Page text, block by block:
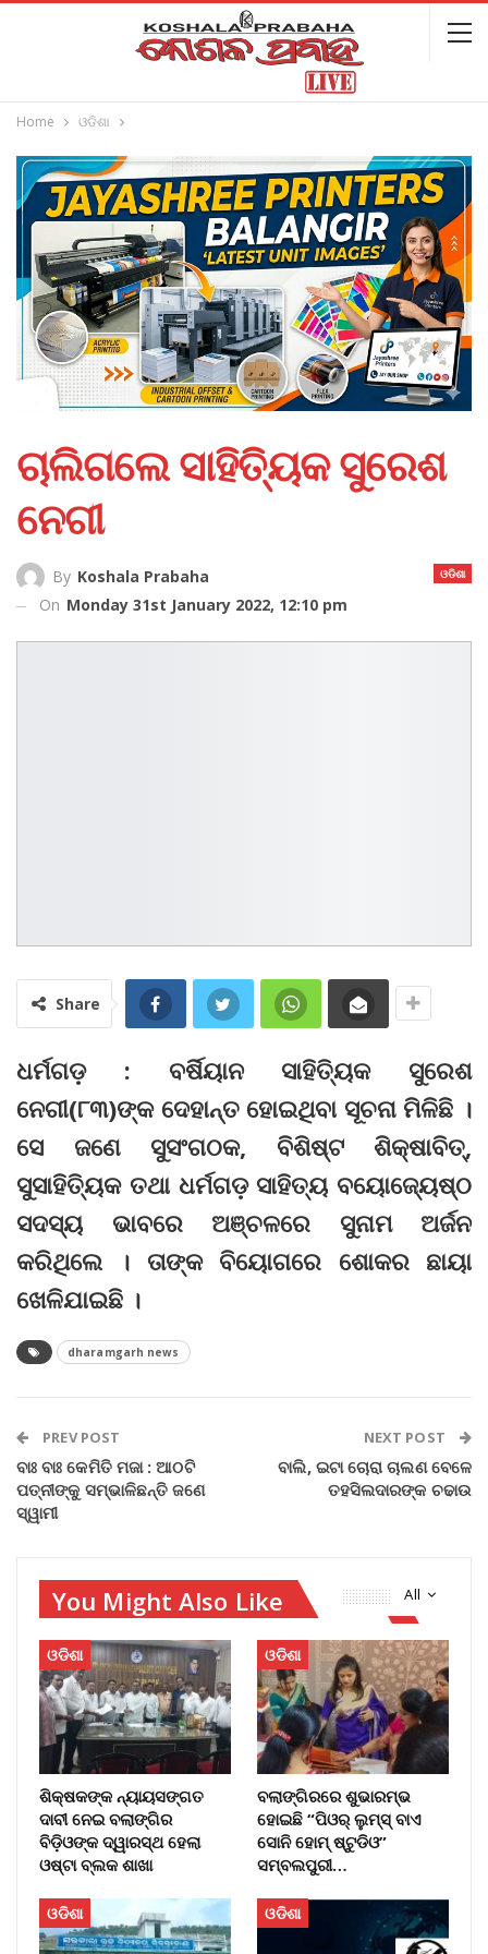
Home ଓଡିଶା
ଚାଲିଗଲେ ସାହିତ୍ୟିକ ସୁରେଶ
ନେଗୀ
ଓଡିଶା
By Koshala Prabaha
On Monday 31st January 2022, 12:10 pm
Share
ଧର୍ମଗଡ଼ : ବର୍ଷିୟାନ ସାହିତ୍ୟିକ ସୁରେଶ
ନେଗୀ(୮୩)ଙ୍କ ଦେହାନ୍ତ ହୋଇଥିବା ସୂଚନା ମିଳିଛି ।
ସେ ଜଣେ ସୁସଂଗଠକ, ବିଶିଷ୍ଟ ଶିକ୍ଷାବିତ୍‌,
ସୁସାହିତ୍ୟିକ ତଥା ଧର୍ମଗଡ଼ ସାହିତ୍ୟ ବୟୋଜ୍ୟେଷ୍ଠ
ସଦସ୍ୟ ଭାବରେ ଅଞ୍ଚଳରେ ସୁନାମ ଅର୍ଜନ
କରିଥିଲେ । ତାଙ୍କ ବିୟୋଗରେ ଶୋକର ଛାୟା
ଖେଳିଯାଇଛି ।
dharamgarh news
PREV POST
ବାଃ ବାଃ କେମିତି ମଜା : ଆଠଟି
ପତ୍ନୀଙ୍କୁ ସମ୍ଭାଳିଛନ୍ତି ଜଣେ
ସ୍ୱାମୀ
NEXT POST
ବାଲି, ଇଟା ଚୋରା ଚାଲଣ ବେଳେ
ତହସିଲଦାରଙ୍କ ଚଢାଉ
All
You Might Also Like
ଓଡିଶା
ଶିକ୍ଷକଙ୍କ ନ୍ୟାୟସଙ୍ଗତ
ଦାବୀ ନେଇ ବଲାଙ୍ଗିର
ବିଡ଼ିଓଙ୍କ ଦ୍ୱାରସ୍ଥ ହେଲା
ଓଷ୍ଟା ବ୍ଲକ ଶାଖା
ଓଡିଶା
ବଲାଙ୍ଗିରରେ ଶୁଭାରମ୍ଭ
ହୋଇଛି “ପିଓର୍ ଲୁମ୍ସ୍ ବାଏ
ସୋନି ହୋମ୍ ଷ୍ଟୁଡିଓ”
ସମ୍ବଲପୁରୀ…
ଓଡିଶା ଓଡିଶା